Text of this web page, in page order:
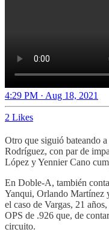
4:29 PM · Aug 18, 2021
2 Likes
Otro que siguió bateando
Rodríguez, con par de
López y Yennier Cano
En Doble-A, también
Yanqui, Orlando Martínez
el caso de Vargas, 21
OPS de .926 que, de
circuito.